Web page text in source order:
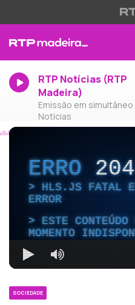
RTP Notícias (RTP
Madeira)
Emissão em simultâneo
Notícias
ERRO204
HLS.JS FATAL
ERROR
ESTE
MOMENTO
SOCIEDADE